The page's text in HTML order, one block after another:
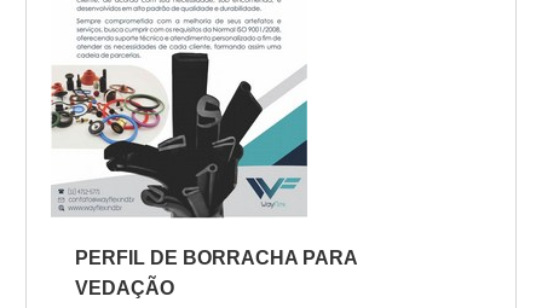
PERFIL DE BORRACHA PARA
VEDAÇÃO